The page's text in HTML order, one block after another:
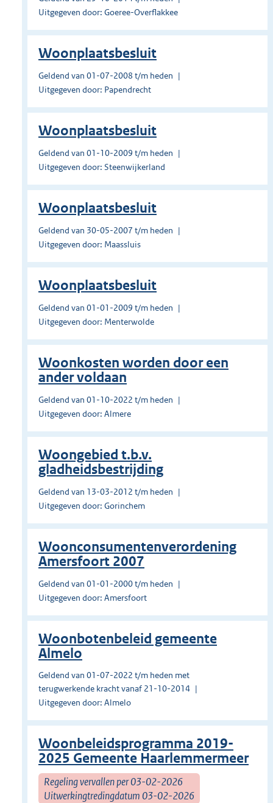
Uitgegeven door: Goeree-Overflakkee
Woonplaatsbesluit
Geldend van 01-07-2008 t/m heden
Uitgegeven door: Papendrecht
Woonplaatsbesluit
Geldend van 01-10-2009 t/m heden
Uitgegeven door: Steenwijkerland
Woonplaatsbesluit
Geldend van 30-05-2007 t/m heden
Uitgegeven door: Maassluis
Woonplaatsbesluit
Geldend van 01-01-2009 t/m heden
Uitgegeven door: Menterwolde
Woonkosten worden door een
ander voldaan
Geldend van 01-10-2022 t/m heden
Uitgegeven door: Almere
Woongebied t.b.v.
gladheidsbestrijding
Geldend van 13-03-2012 t/m heden
Uitgegeven door: Gorinchem
Woonconsumentenverordening
Amersfoort 2007
Geldend van 01-01-2000 t/m heden
Uitgegeven door: Amersfoort
Woonbotenbeleid gemeente
Almelo
Geldend van 01-07-2022 t/m heden met
terugwerkende kracht vanaf 21-10-2014
Uitgegeven door: Almelo
Woonbeleidsprogramma 2019-
2025 Gemeente Haarlemmermeer
Regeling vervallen per 03-02-2026
Uitwerkingtredingdatum 03-02-2026